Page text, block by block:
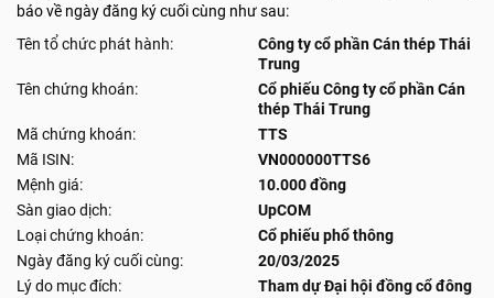
báo về ngày đăng ký cuối cùng như sau:
Tên tổ chức phát hành:
Công ty cổ phần Cán thép Thái
Trung
Tên chứng khoán:
Cổ phiếu Công ty cổ phần Cán
thép Thái Trung
Mã chứng khoán:
TTS
Mã ISIN:
VN000000TTS6
Mệnh giá:
10.000 đồng
Sàn giao dịch:
UpCOM
Loại chứng khoán:
Cổ phiếu phổ thông
Ngày đăng ký cuối cùng:
20/03/2025
Lý do mục đích:
Tham dự Đại hội đồng cổ đông